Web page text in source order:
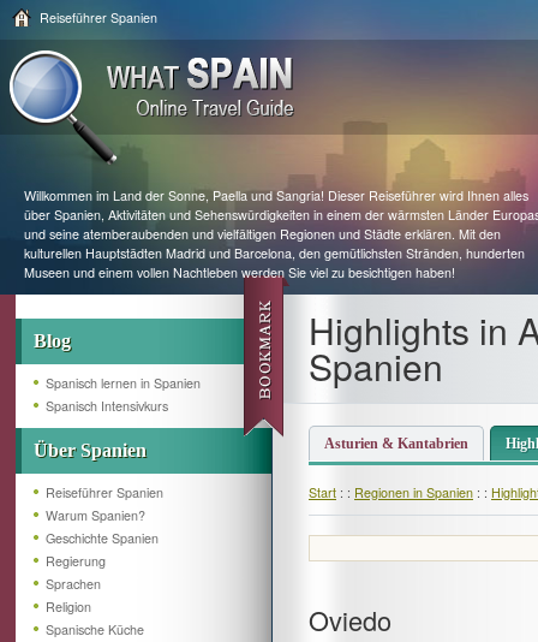
Reiseführer Spanien
Willkommen im Land der Sonne, Paella und Sangria! Dieser Reiseführer wird Ihnen alles
über Spanien, Aktivitäten und Sehenswürdigkeiten in einem der wärmsten Länder
und seine atemberaubenden und vielfältigen Regionen und Städte erklären. Mit den
kulturellen Hauptstädten Madrid und Barcelona, den gemütlichsten Stränden, hunderten
Museen und einem vollen Nachtleben werden Sie viel zu besichtigen haben!
Blog
Spanisch lernen in Spanien
Spanisch Intensivkurs
Über Spanien
Reiseführer Spanien
Warum Spanien?
Geschichte Spanien
Regierung
Sprachen
Religion
Spanische Küche
Highlights in
Spanien
Asturien & Kantabrien
Start : : Regionen in Spanien : :
Oviedo